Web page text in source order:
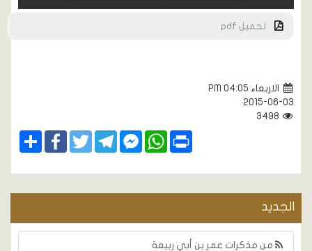
تحميل pdf
الاربعاء PM 04:05
2015-06-03
Share
FacebookTwitterTelegramFacebook
Messenger
WhatsApp Print
الجديد
من مذكرات عمر بن أبي ربيعة